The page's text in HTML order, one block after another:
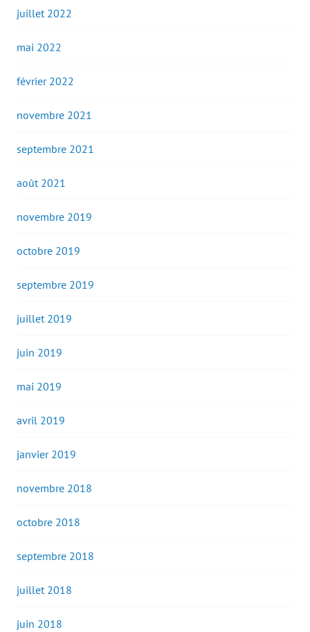
juillet 2022
mai 2022
février 2022
novembre 2021
septembre 2021
août 2021
novembre 2019
octobre 2019
septembre 2019
juillet 2019
juin 2019
mai 2019
avril 2019
janvier 2019
novembre 2018
octobre 2018
septembre 2018
juillet 2018
juin 2018